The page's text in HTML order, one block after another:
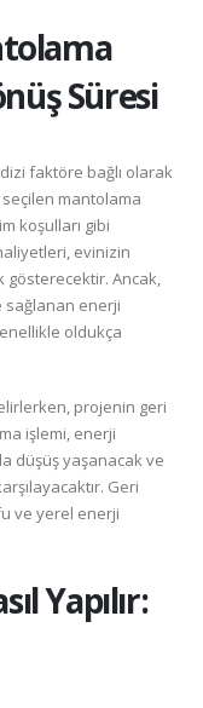
Süresi
faktöre bağlı olarak
mantolama
koşulları gibi
evinizin
gösterecektir. Ancak,
sağlanan enerji
oldukça
projenin geri
işlemi, enerji
düşüş yaşanacak ve
Geri
ve yerel enerji
Yapılır: